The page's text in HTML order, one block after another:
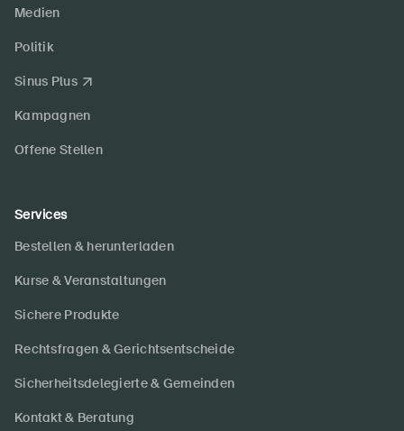
Medien
Politik
Sinus Plus
Kampagnen
Offene Stellen
Services
Bestellen & herunterladen
Kurse & Veranstaltungen
Sichere Produkte
Rechtsfragen & Gerichtsentscheide
Sicherheitsdelegierte & Gemeinden
Kontakt & Beratung